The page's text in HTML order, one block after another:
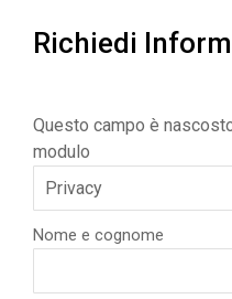
Richiedi
Questo campo è
modulo
Nome e cognome